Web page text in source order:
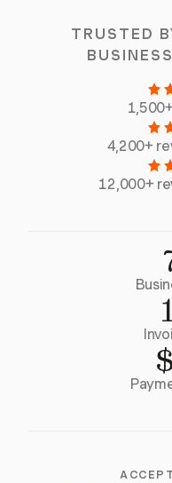
TRUSTED
4,200+
12,000+